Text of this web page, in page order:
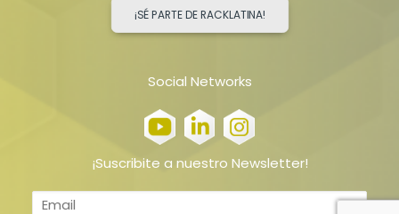
¡SÉ PARTE DE RACKLATINA!
Social Networks
¡Suscribite a nuestro Newsletter!